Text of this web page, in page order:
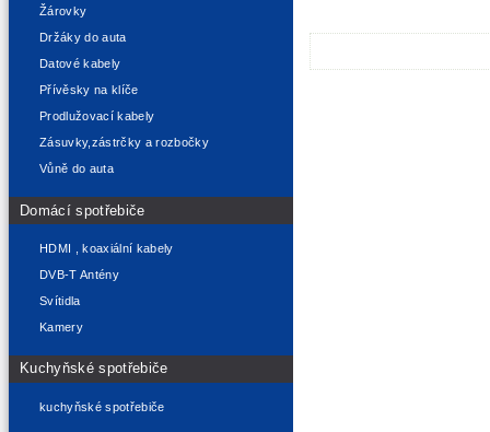
Žárovky
Držáky do auta
Datové kabely
Přívěsky na klíče
Prodlužovací kabely
Zásuvky,zástrčky a rozbočky
Vůně do auta
Domácí spotřebiče
HDMI , koaxiální kabely
DVB-T Antény
Svítidla
Kamery
Kuchyňské spotřebiče
kuchyňské spotřebiče